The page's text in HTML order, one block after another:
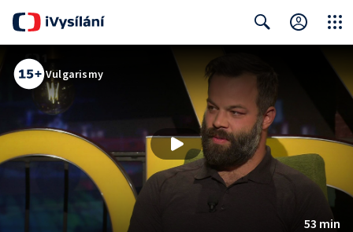
Vulgarismy
53 min